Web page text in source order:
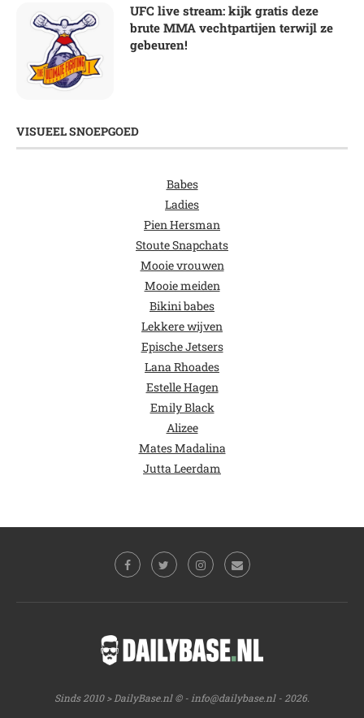
UFC live stream: kijk gratis deze
brute MMA vechtpartijen terwijl ze
gebeuren!
VISUEEL SNOEPGOED
Babes
Ladies
Pien Hersman
Stoute Snapchats
Mooie vrouwen
Mooie meiden
Bikini babes
Lekkere wijven
Epische Jetsers
Lana Rhoades
Estelle Hagen
Emily Black
Alizee
Mates Madalina
Jutta Leerdam
Sinds 2010 > DailyBase.nl © - info@dailybase.nl- 2026.